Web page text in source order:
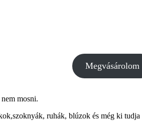
Megvásárolom
mosni.
ruhák, blúzok és még ki tudja